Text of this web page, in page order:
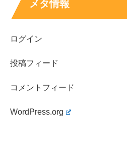
東山高校、日本大学のバレーボ
日本のバレーボールリーグ『
れているんですね！
メタ情報
ログイン
投稿フィード
コメントフィード
WordPress.org